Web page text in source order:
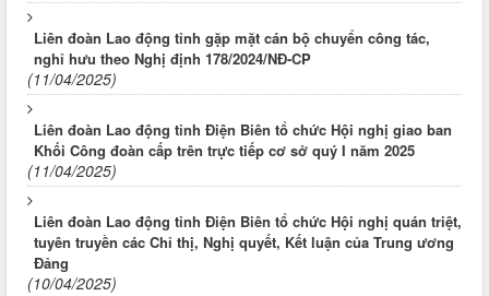
Liên đoàn Lao động tỉnh gặp mặt cán bộ chuyển công tác,
nghỉ hưu theo Nghị định 178/2024/NĐ-CP
(11/04/2025)
Liên đoàn Lao động tỉnh Điện Biên tổ chức Hội nghị giao ban
Khối Công đoàn cấp trên trực tiếp cơ sở quý I năm 2025
(11/04/2025)
Liên đoàn Lao động tỉnh Điện Biên tổ chức Hội nghị quán triệt,
tuyên truyền các Chỉ thị, Nghị quyết, Kết luận của Trung ương
Đảng
(10/04/2025)